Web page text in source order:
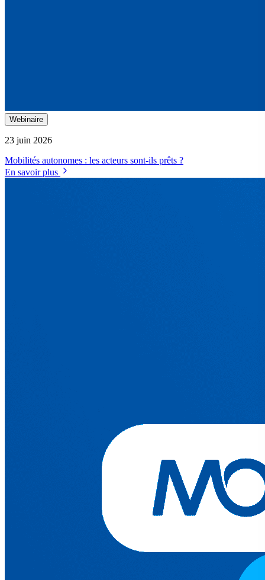
Webinaire
23 juin 2026
Mobilités autonomes : les acteurs sont-ils prêts ?
En savoir plus